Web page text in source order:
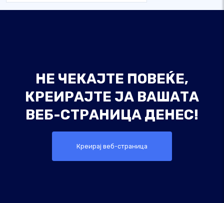
НЕ ЧЕКАЈТЕ ПОВЕЌЕ,
КРЕИРАЈТЕ ЈА ВАШАТА
ВЕБ-СТРАНИЦА ДЕНЕС!
Креирај веб-страница